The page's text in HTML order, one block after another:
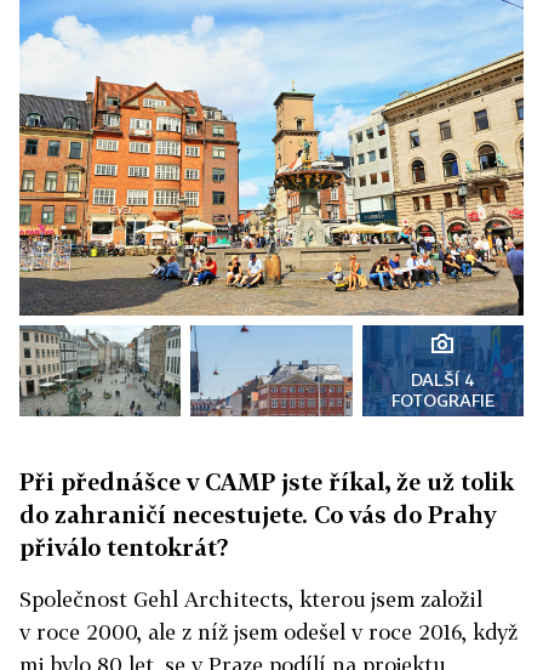
DALŠÍ 4
FOTOGRAFIE
Při přednášce v CAMP jste říkal, že už tolik
do zahraničí necestujete. Co vás do Prahy
přiválo tentokrát?
Společnost Gehl Architects, kterou jsem založil
v roce 2000, ale z níž jsem odešel v roce 2016, když